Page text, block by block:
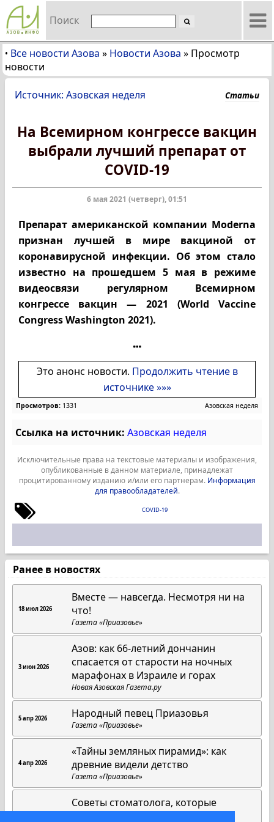
Поиск
• Все новости Азова » Новости Азова » Просмотр
новости
Источник: Азовская неделя Статьи
На Всемирном конгрессе вакцин
выбрали лучший препарат от
COVID-19
6 мая 2021 (четверг), 01:51
Препарат американской компании Moderna
признан лучшей в мире вакциной от
коронавирусной инфекции. Об этом стало
известно на прошедшем 5 мая в режиме
видеосвязи регулярном Всемирном
конгрессе вакцин — 2021 (World Vaccine
Congress Washington 2021).
Это анонс новости. Продолжить чтение в
источнике »»»
Просмотров: 1331 Азовская неделя
Ссылка на источник: Азовская неделя
Исключительные права на текстовые материалы и изображения,
опубликованные в данном материале, принадлежат
процитированному изданию и/или его партнерам. Информация
для правообладателей.
COVID-19
Ранее в новостях
18 июл 2026
Вместе — навсегда. Несмотря ни на
что!
Газета «Приазовье»
3 июн 2026
Азов: как 66-летний дончанин
спасается от старости на ночных
марафонах в Израиле и горах
Новая Азовская Газета.ру
5 апр 2026 Народный певец Приазовья
Газета «Приазовье»
4 апр 2026
«Тайны земляных пирамид»: как
древние видели детство
Газета «Приазовье»
Советы стоматолога, которые